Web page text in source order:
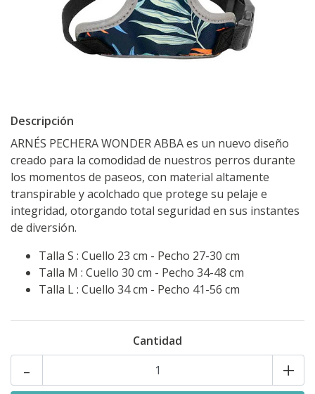
Descripción
ARNÉS PECHERA WONDER ABBA es un nuevo diseño
creado para la comodidad de nuestros perros durante
los momentos de paseos, con material altamente
transpirable y acolchado que protege su pelaje e
integridad, otorgando total seguridad en sus instantes
de diversión.
Talla S : Cuello 23 cm - Pecho 27-30 cm
Talla M : Cuello 30 cm - Pecho 34-48 cm
Talla L : Cuello 34 cm - Pecho 41-56 cm
Cantidad
+
-